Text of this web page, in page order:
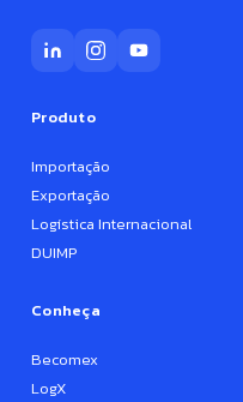
Produto
Importação
Exportação
Logística Internacional
DUIMP
Conheça
Becomex
LogX